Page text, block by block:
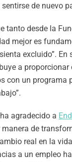
de nuevo
tanto desde la
mejor es
excluido”. En
a
con un programa
agradecido a
de
real en la
a un empleo